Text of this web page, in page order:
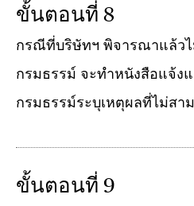
ขั้นตอนที่ 8
กรณีที่บริษัทฯ พิจารณาแล้วไ
กรมธรรม์ จะทำหนังสือแจ้ง
กรมธรรม์ระบุเหตุผลที่ไม่สา
ขั้นตอนที่ 9